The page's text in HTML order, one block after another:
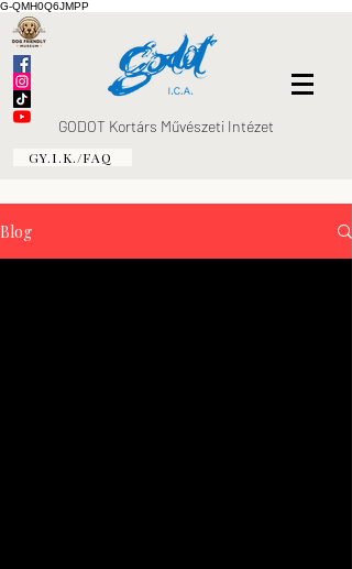
G-QMH0Q6JMPP
GODOT Kortárs Művészeti Intézet
GY.I.K./FAQ
Blog